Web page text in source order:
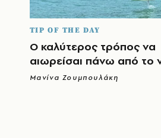
TIP OF THE DAY
Ο καλύτερος τρόπος να
αιωρείσαι πάνω από το
Μανίνα Ζουμπουλάκη